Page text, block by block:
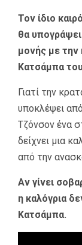
Τον ίδιο
θα
μονής με
Κατσάμπα του
Γιατί την
υποκλέψει
Τζόνσον ένα
δείχνει μια
από την
Αν γίνει
η καλόγρια
Κατσάμπα.